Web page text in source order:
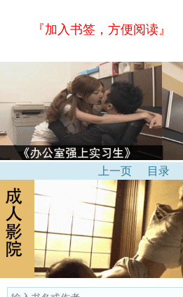
『加入书签，方便阅读』
上一页 目录